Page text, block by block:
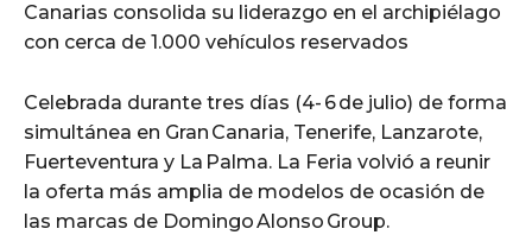
Canarias consolida su liderazgo en el archipiélago
con cerca de 1.000 vehículos reservados
Celebrada durante tres días (4- 6 de julio) de forma
simultánea en Gran Canaria, Tenerife, Lanzarote,
Fuerteventura y La Palma. La Feria volvió a reunir
la oferta más amplia de modelos de ocasión de
las marcas de Domingo Alonso Group.